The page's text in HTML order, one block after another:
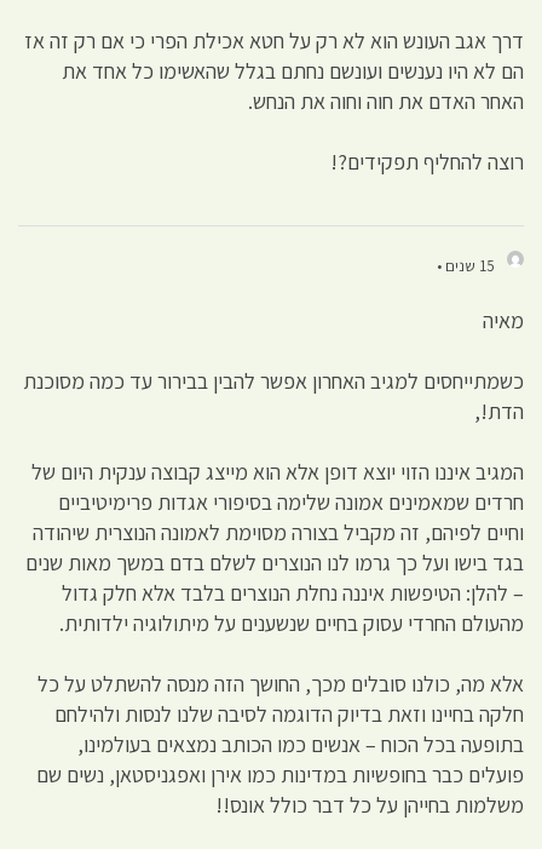
דרך אגב העונש הוא לא רק על חטא אכילת הפרי כי אם רק זה אז
הם לא היו נענשים ועונשם נחתם בגלל שהאשימו כל אחד את
האחר האדם את חוה וחוה את הנחש.
רוצה להחליף תפקידים?!
15 שנים •
מאיה
כשמתייחסים למגיב האחרון אפשר להבין בבירור עד כמה מסוכנת
הדת!,
המגיב איננו הזוי יוצא דופן אלא הוא מייצג קבוצה ענקית היום של
חרדים שמאמינים אמונה שלימה בסיפורי אגדות פרימיטיביים
וחיים לפיהם, זה מקביל בצורה מסוימת לאמונה הנוצרית שיהודה
בגד בישו ועל כך גרמו לנו הנוצרים לשלם בדם במשך מאות שנים
– להלן: הטיפשות איננה נחלת הנוצרים בלבד אלא חלק גדול
מהעולם החרדי עסוק בחיים שנשענים על מיתולוגיה ילדותית.
אלא מה, כולנו סובלים מכך, החושך הזה מנסה להשתלט על כל
חלקה בחיינו וזאת בדיוק הדוגמה לסיבה שלנו לנסות ולהילחם
בתופעה בכל הכוח – אנשים כמו הכותב נמצאים בעולמינו,
פועלים כבר בחופשיות במדינות כמו אירן ואפגניסטאן, נשים שם
משלמות בחייהן על כל דבר כולל אונס!!